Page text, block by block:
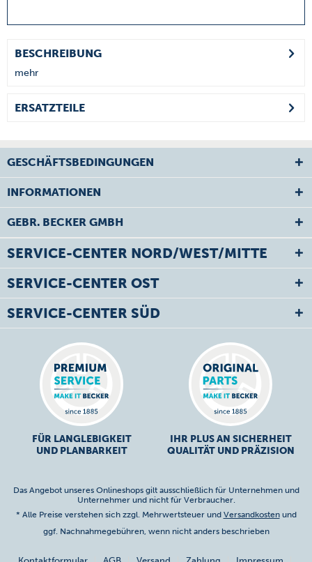
BESCHREIBUNG
mehr
ERSATZTEILE
GESCHÄFTSBEDINGUNGEN
INFORMATIONEN
GEBR. BECKER GMBH
SERVICE-CENTER NORD/WEST/MITTE
SERVICE-CENTER OST
SERVICE-CENTER SÜD
FÜR LANGLEBIGKEIT
UND PLANBARKEIT
IHR PLUS AN SICHERHEIT
QUALITÄT UND PRÄZISION
Das Angebot unseres Onlineshops gilt ausschließlich für Unternehmen und
Unternehmer und nicht für Verbraucher.
* Alle Preise verstehen sich zzgl. Mehrwertsteuer und Versandkostenund
ggf. Nachnahmegebühren, wenn nicht anders beschrieben